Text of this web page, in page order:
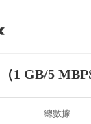
1 GB/5
總數據